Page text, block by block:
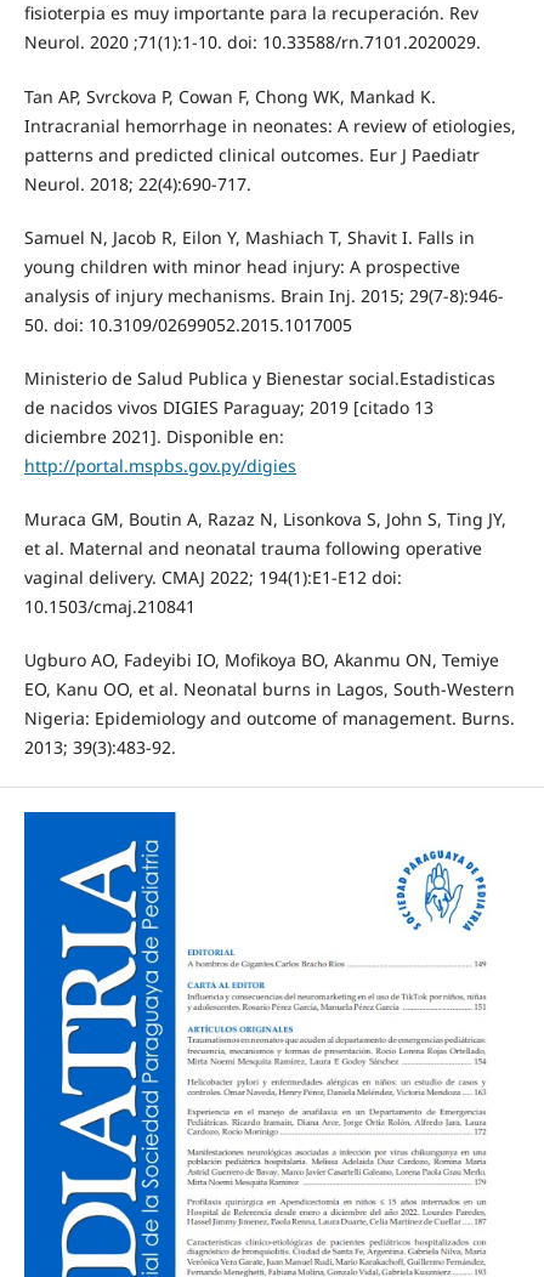
fisioterpia es muy importante para la recuperación. Rev
Neurol. 2020 ;71(1):1-10. doi: 10.33588/rn.7101.2020029.
Tan AP, Svrckova P, Cowan F, Chong WK, Mankad K.
Intracranial hemorrhage in neonates: A review of etiologies,
patterns and predicted clinical outcomes. Eur J Paediatr
Neurol. 2018; 22(4):690-717.
Samuel N, Jacob R, Eilon Y, Mashiach T, Shavit I. Falls in
young children with minor head injury: A prospective
analysis of injury mechanisms. Brain Inj. 2015; 29(7-8):946-
50. doi: 10.3109/02699052.2015.1017005
Ministerio de Salud Publica y Bienestar social.Estadisticas
de nacidos vivos DIGIES Paraguay; 2019 [citado 13
diciembre 2021]. Disponible en:
http://portal.mspbs.gov.py/digies
Muraca GM, Boutin A, Razaz N, Lisonkova S, John S, Ting JY,
et al. Maternal and neonatal trauma following operative
vaginal delivery. CMAJ 2022; 194(1):E1-E12 doi:
10.1503/cmaj.210841
Ugburo AO, Fadeyibi IO, Mofikoya BO, Akanmu ON, Temiye
EO, Kanu OO, et al. Neonatal burns in Lagos, South-Western
Nigeria: Epidemiology and outcome of management. Burns.
2013; 39(3):483-92.